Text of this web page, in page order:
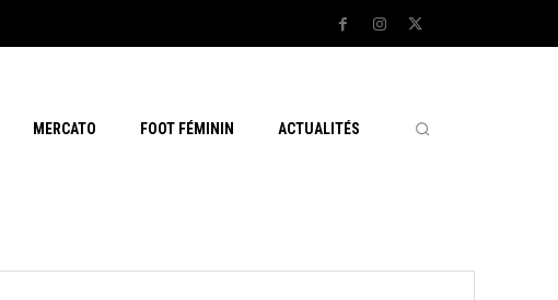
MERCATO FOOT FÉMININ ACTUALITÉS